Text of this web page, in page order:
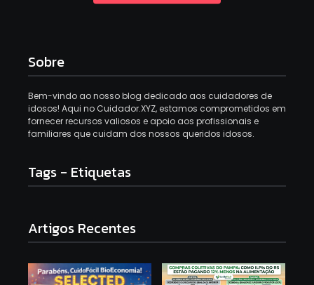
Sobre
Bem-vindo ao nosso blog dedicado aos cuidadores de
idosos! Aqui no Cuidador.XYZ, estamos comprometidos em
fornecer recursos valiosos e apoio aos profissionais e
familiares que cuidam dos nossos queridos idosos.
Tags - Etiquetas
Artigos Recentes